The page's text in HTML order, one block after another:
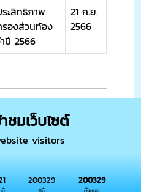
ะสิทธิภาพ
องส่วนท้อง
ปี 2566
21 ก.ย.
2566
ชมเว็บไซต์
visitors
200329 200329